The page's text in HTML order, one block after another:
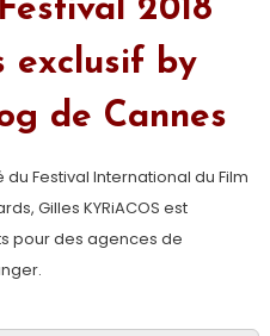
2018
exclusif by
de Cannes
Festival International du Film
Gilles KYRiACOS est
pour des agences de